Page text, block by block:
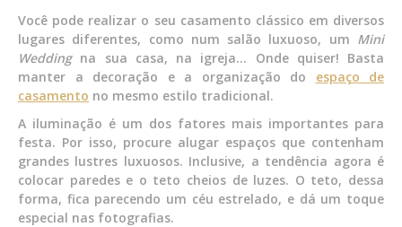
Você pode realizar o seu casamento clássico em diversos
lugares diferentes, como num salão luxuoso, um Mini
Weddingna sua casa, na igreja… Onde quiser! Basta
manter a decoração e a organização do espaço de
casamento no mesmo estilo tradicional.
A iluminação é um dos fatores mais importantes para
festa. Por isso, procure alugar espaços que contenham
grandes lustres luxuosos. Inclusive, a tendência agora é
colocar paredes e o teto cheios de luzes. O teto, dessa
forma, fica parecendo um céu estrelado, e dá um toque
especial nas fotografias.